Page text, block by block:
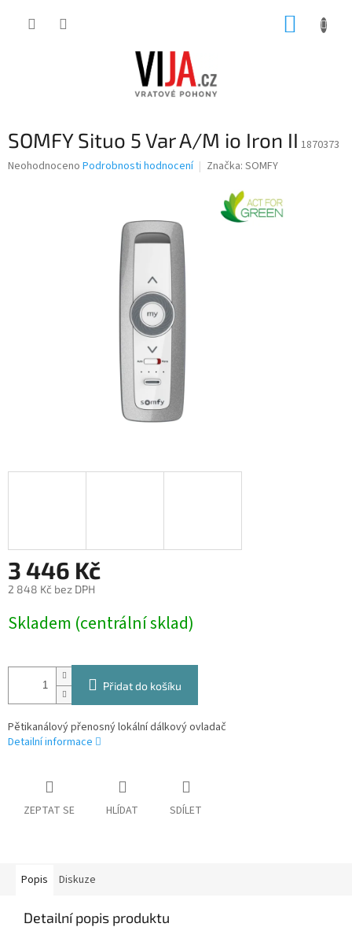
SOMFY Situo 5 Var A/M io Iron II 1870373
Průměrné
Neohodnoceno Podrobnosti hodnocení Značka: SOMFY
3 446 Kč
2 848 Kč bez DPH
cena:
Skladem (centrální sklad)
Přidat do košíku
Pětikanálový přenosný lokální dálkový ovladač
Detailní informace
ZEPTAT SE HLÍDAT SDÍLET
Popis Diskuze
Detailní popis produktu